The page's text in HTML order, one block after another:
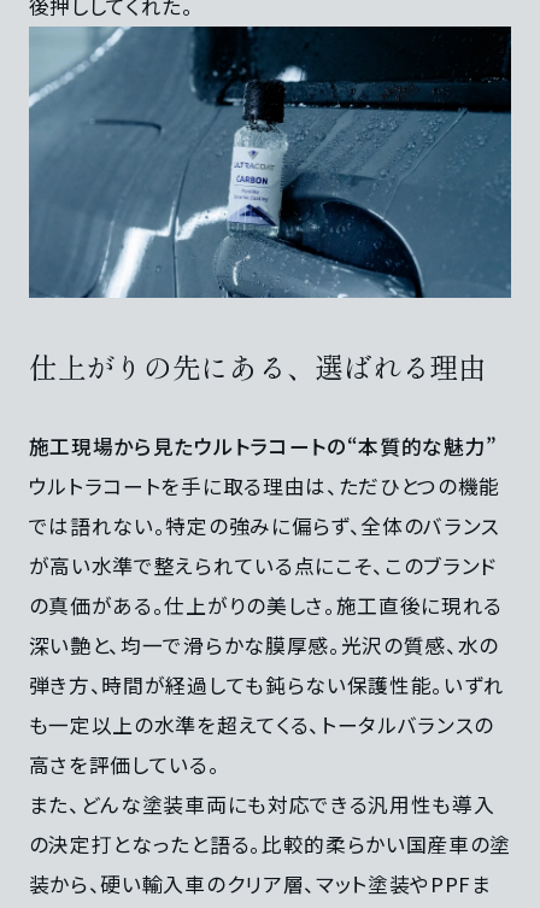
後押ししてくれた。
仕上がりの先にある、選ばれる理由
施工現場から見たウルトラコートの“本質的な魅力”
ウルトラコートを手に取る理由は、ただひとつの機能
では語れない。特定の強みに偏らず、全体のバランス
が高い水準で整えられている点にこそ、このブランド
の真価がある。仕上がりの美しさ。施工直後に現れる
深い艶と、均一で滑らかな膜厚感。光沢の質感、水の
弾き方、時間が経過しても鈍らない保護性能。いずれ
も一定以上の水準を超えてくる、トータルバランスの
高さを評価している。
また、どんな塗装車両にも対応できる汎用性も導入
の決定打となったと語る。比較的柔らかい国産車の塗
装から、硬い輸入車のクリア層、マット塗装やPPFま